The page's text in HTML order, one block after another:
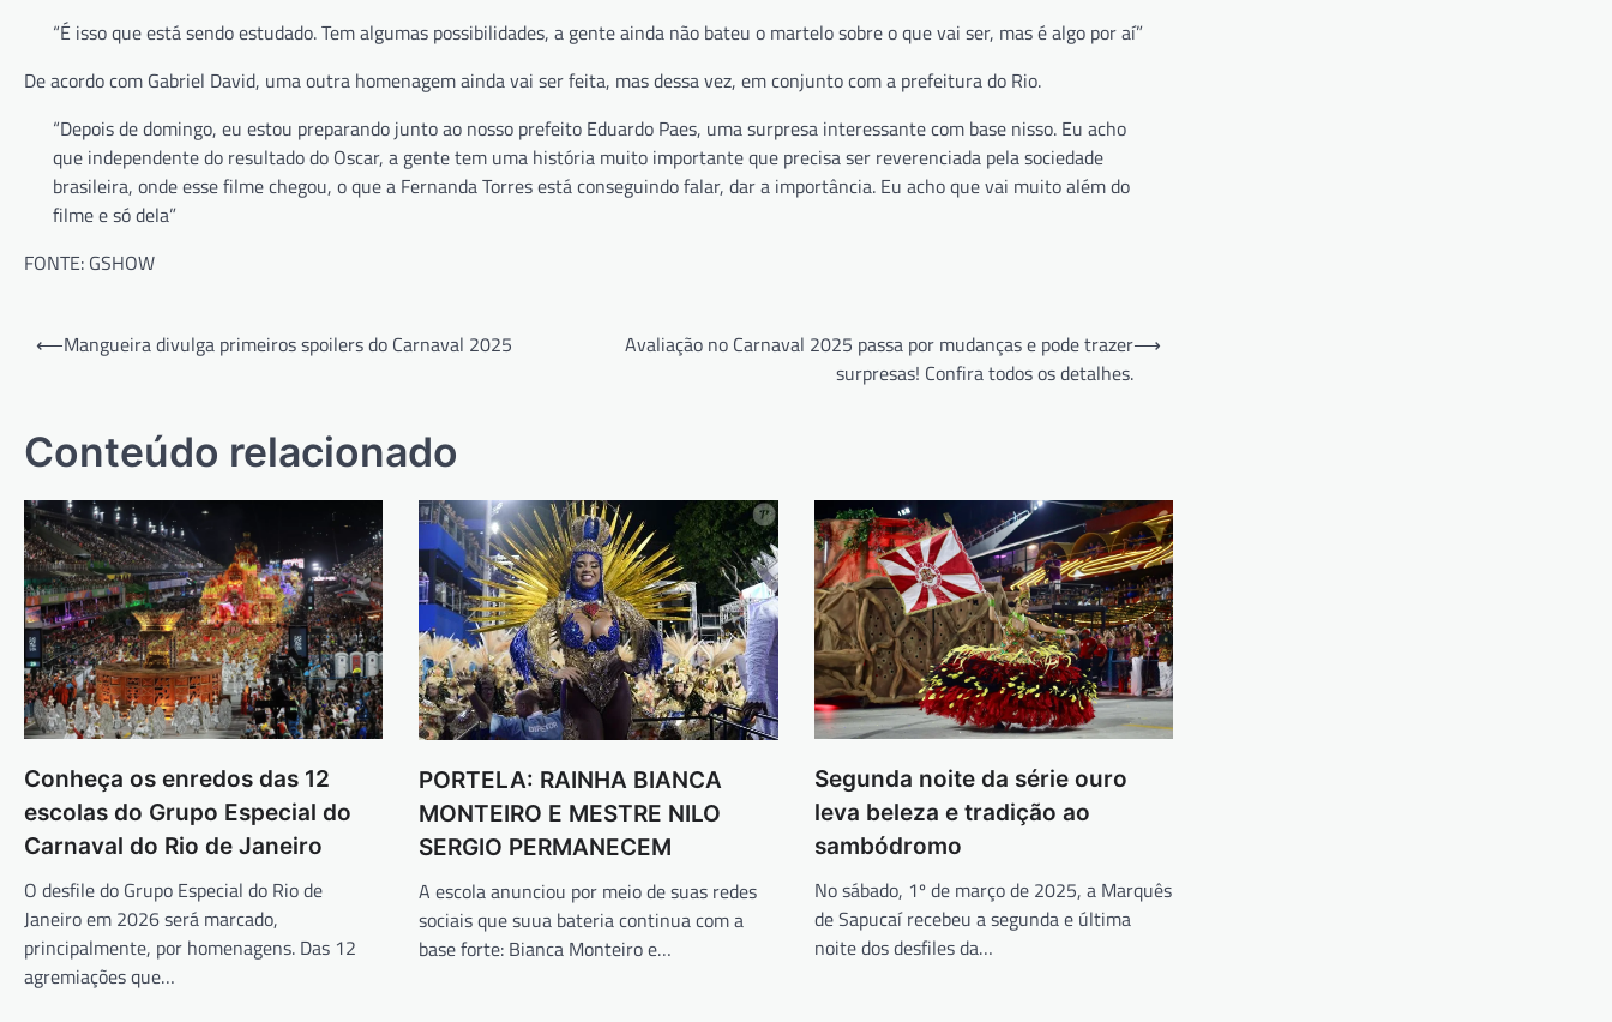
“É isso que está sendo estudado. Tem algumas possibilidades, a gente ainda não bateu o martelo sobre o que vai ser, mas é algo por aí”
De acordo com Gabriel David, uma outra homenagem ainda vai ser feita, mas dessa vez, em conjunto com a prefeitura do Rio.
“Depois de domingo, eu estou preparando junto ao nosso prefeito Eduardo Paes, uma surpresa interessante com base nisso. Eu acho
que independente do resultado do Oscar, a gente tem uma história muito importante que precisa ser reverenciada pela sociedade
brasileira, onde esse filme chegou, o que a Fernanda Torres está conseguindo falar, dar a importância. Eu acho que vai muito além do
filme e só dela”
FONTE: GSHOW
Navegação
⟵Mangueira divulga primeiros spoilers do Carnaval 2025
Avaliação no Carnaval 2025 passa por mudanças e pode trazer
surpresas! Confira todos os detalhes.
⟶
Conteúdo relacionado
Conheça os enredos das 12
escolas do Grupo Especial do
Carnaval do Rio de Janeiro
O desfile do Grupo Especial do Rio de
Janeiro em 2026 será marcado,
principalmente, por homenagens. Das 12
agremiações que…
PORTELA: RAINHA BIANCA
MONTEIRO E MESTRE NILO
SERGIO PERMANECEM
A escola anunciou por meio de suas redes
sociais que suua bateria continua com a
base forte: Bianca Monteiro e…
Segunda noite da série ouro
leva beleza e tradição ao
sambódromo
No sábado, 1º de março de 2025, a Marquês
de Sapucaí recebeu a segunda e última
noite dos desfiles da…